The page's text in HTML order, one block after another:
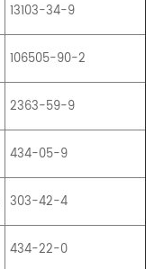
13103-34-9
106505-90-2
2363-59-9
434-05-9
303-42-4
434-22-0